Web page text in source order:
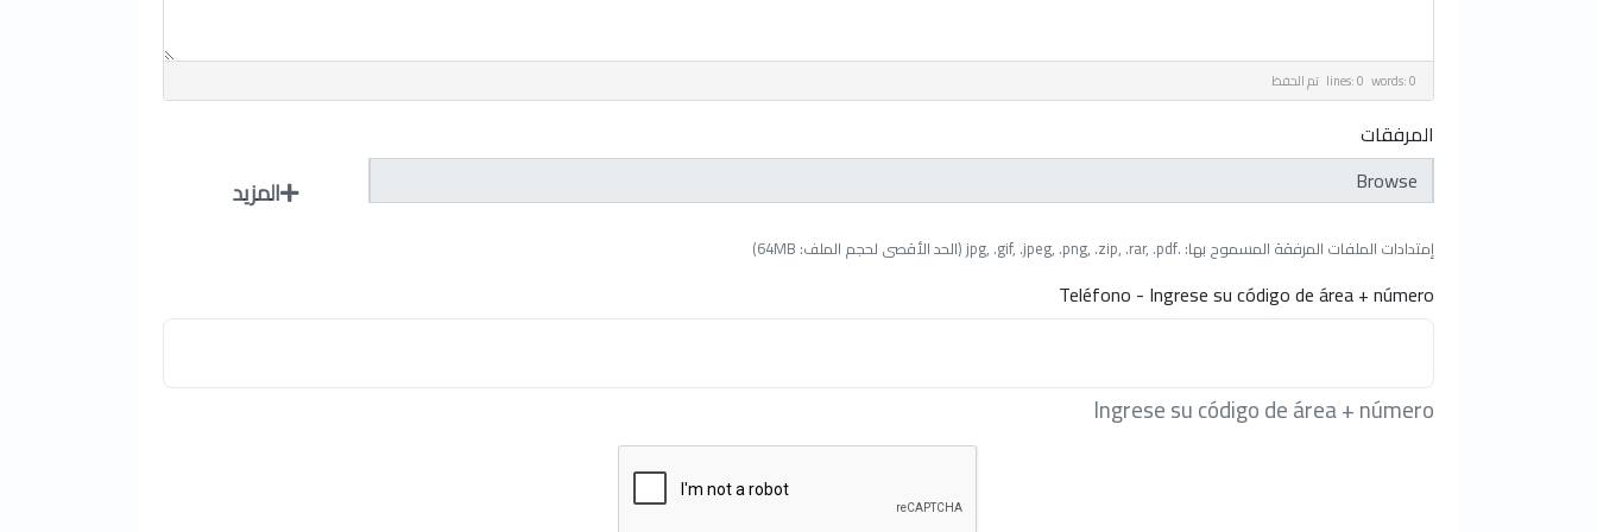
lines: 0 words: 0 تم الحفظ
المرفقات
اختر ملف
المزيد
إمتدادات الملفات المرفقة المسموح بها: .jpg, .gif, .jpeg, .png, .zip, .rar, .pdf (الحد الأقصى لحجم الملف: 64MB)
Teléfono - Ingrese su código de área + número
Ingrese su código de área + número